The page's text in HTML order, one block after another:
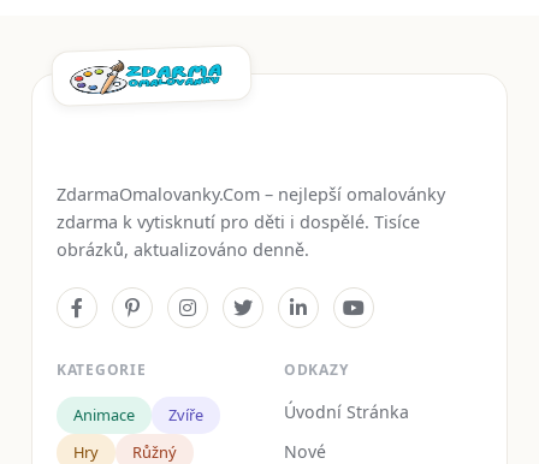
ZdarmaOmalovanky.Com – nejlepší omalovánky
zdarma k vytisknutí pro děti i dospělé. Tisíce
obrázků, aktualizováno denně.
KATEGORIE
Animace
Zvíře
Hry
Růžný
ODKAZY
Úvodní Stránka
Nové